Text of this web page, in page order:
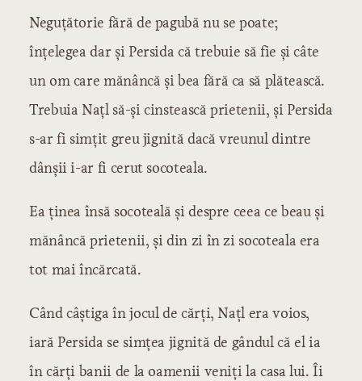
Neguțătorie fără de pagubă nu se poate;
înțelegea dar și Persida că trebuie să fie și câte
un om care mănâncă și bea fără ca să plătească.
Trebuia Națl să-și cinstească prietenii, și Persida
s-ar fi simțit greu jignită dacă vreunul dintre
dânșii i-ar fi cerut socoteala.
Ea ținea însă socoteală și despre ceea ce beau și
mănâncă prietenii, și din zi în zi socoteala era
tot mai încărcată.
Când câștiga în jocul de cărți, Națl era voios,
iară Persida se simțea jignită de gândul că el ia
în cărți banii de la oamenii veniți la casa lui. Îi